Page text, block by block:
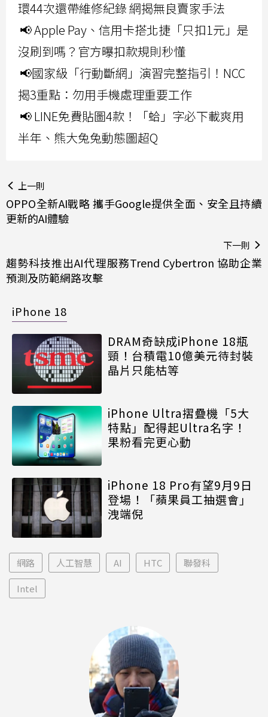
環44次還帶維修紀錄 網揭無良賣家手法
📢 Apple Pay、信用卡搭北捷「只扣1元」是
沒刷到嗎？官方曝扣款規則秒懂
📢國家級「行動斷網」演習完整指引！NCC
揭3重點：勿用手機處理重要工作
📢 LINE免費貼圖4款！「蛤」字必下載爽用
半年、熊大兔兔動態圖超Q
上一則
OPPO全新AI戰略 攜手Google提供全面、安全且持續
更新的AI體驗
下一則
趨勢科技推出AI代理服務Trend Cybertron 協助企業
預測及防範網路攻擊
iPhone 18
DRAM奇缺成iPhone 18瓶
頸！台積電10億美元待封裝
晶片只能枯等
iPhone Ultra摺疊機「5大
特點」配得起Ultra名字！
果粉看完更心動
iPhone 18 Pro有望9月9日
登場！「蘋果員工抽選會」
洩端倪
網路 人工智慧 AI HTC 聯發科
Intel